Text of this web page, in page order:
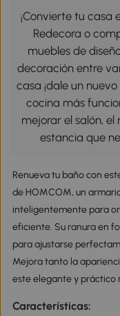
¡Convierte tu casa
Redecora o
muebles de
decoración entre
casa ¡dale un
cocina más
mejorar el salón,
estancia que
Renueva tu baño con
de HOMCOM, un
inteligentemente para
eficiente. Su ranura en
para ajustarse
Mejora tanto la
este elegante y práctico
Características: